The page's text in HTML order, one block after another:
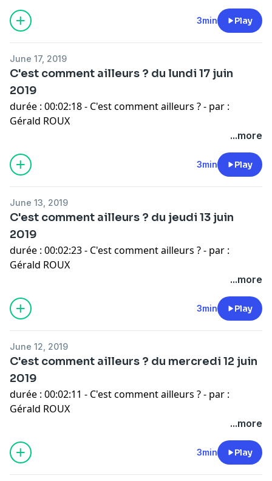
3min Play
June 17, 2019
C'est comment ailleurs ? du lundi 17 juin
2019
durée : 00:02:18 - C'est comment ailleurs ? - par :
Gérald ROUX
...more
3min Play
June 13, 2019
C'est comment ailleurs ? du jeudi 13 juin
2019
durée : 00:02:23 - C'est comment ailleurs ? - par :
Gérald ROUX
...more
3min Play
June 12, 2019
C'est comment ailleurs ? du mercredi 12 juin
2019
durée : 00:02:11 - C'est comment ailleurs ? - par :
Gérald ROUX
...more
3min Play